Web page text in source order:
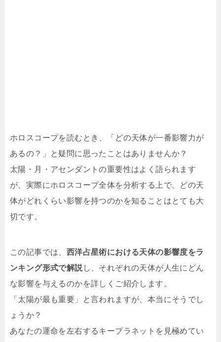
ホロスコープを読むとき、「どの天体が一番影響力が
あるの？」と疑問に思ったことはありませんか？
太陽・月・アセンダントの重要性はよく語られます
が、実際にホロスコープ全体を分析する上で、どの天
体がどれくらい影響を持つのかを知ることはとても大
切です。
この記事では、 西洋占星術における天体の影響度をラ
ンキング形式で解説 し、それぞれの天体が人生にどん
な影響を与えるのかを詳しくご紹介します。
「太陽が最も重要」と言われますが、本当にそうでし
ょうか？
あなたの運命を左右するキープラネットを見極めてい